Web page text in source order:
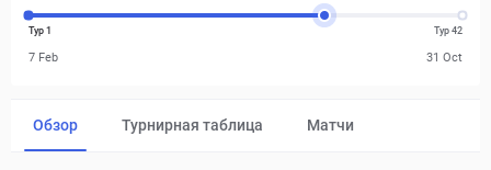
Тур 1 Тур 42
7 Feb 31 Oct
Обзор Турнирная таблица Матчи